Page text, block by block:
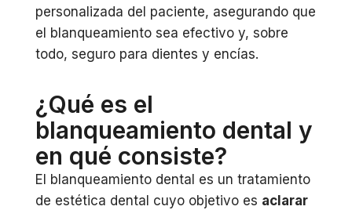
personalizada del paciente, asegurando que
el blanqueamiento sea efectivo y, sobre
todo, seguro para dientes y encías.
¿Qué es el
blanqueamiento dental y
en qué consiste?
El blanqueamiento dental es un tratamiento
de estética dental cuyo objetivo es aclarar